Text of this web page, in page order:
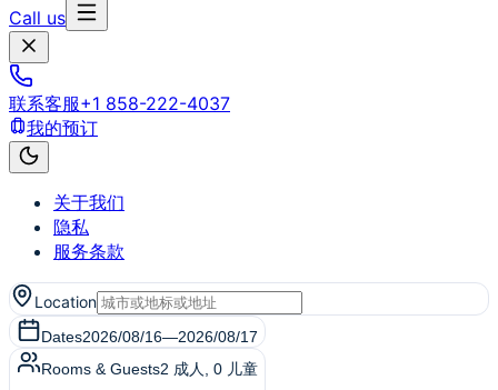
Call us
联系客服+1 858-222-4037
我的预订
关于我们
隐私
服务条款
Location
Dates2026/08/16—2026/08/17
Rooms & Guests2 成人 0 儿童